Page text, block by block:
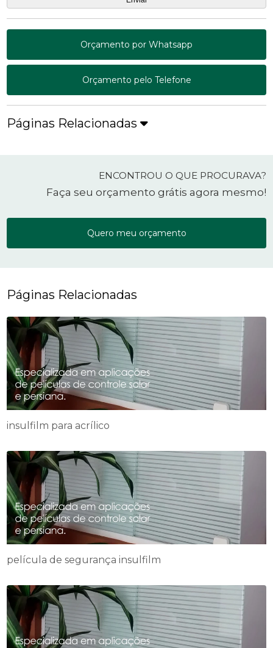
Orçamento por Whatsapp
Orçamento pelo Telefone
Páginas Relacionadas
ENCONTROU O QUE PROCURAVA?
Faça seu orçamento grátis agora mesmo!
Quero meu orçamento
Páginas Relacionadas
insulfilm para acrílico
película de segurança insulfilm